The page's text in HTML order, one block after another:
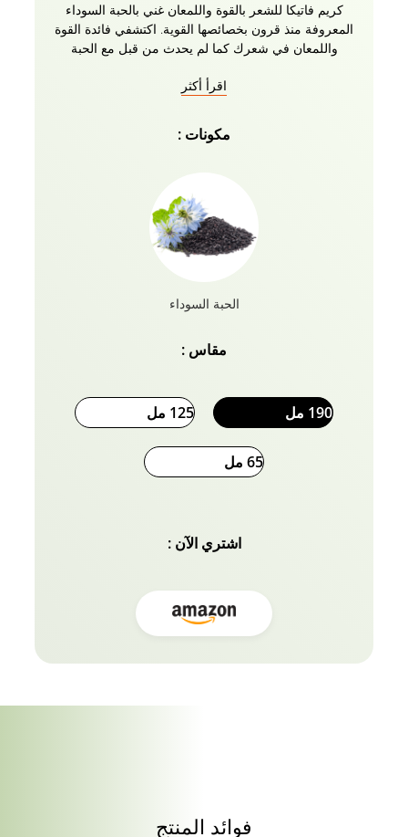
كريم فاتيكا للشعر بالقوة واللمعان غني بالحبة السوداء
المعروفة منذ قرون بخصائصها القوية. اكتشفي فائدة القوة
واللمعان في شعرك كما لم يحدث من قبل مع الحبة
تحمي الشعر من التلف الناتج عن الحرارة. حان الوقت
طبيعية مثل الحبة السوداء التركية.
اقرأ أكثر
مكونات :
الحبة السوداء
مقاس :
190 مل 125 مل
65 مل
اشتري الآن :
فوائد المنتج